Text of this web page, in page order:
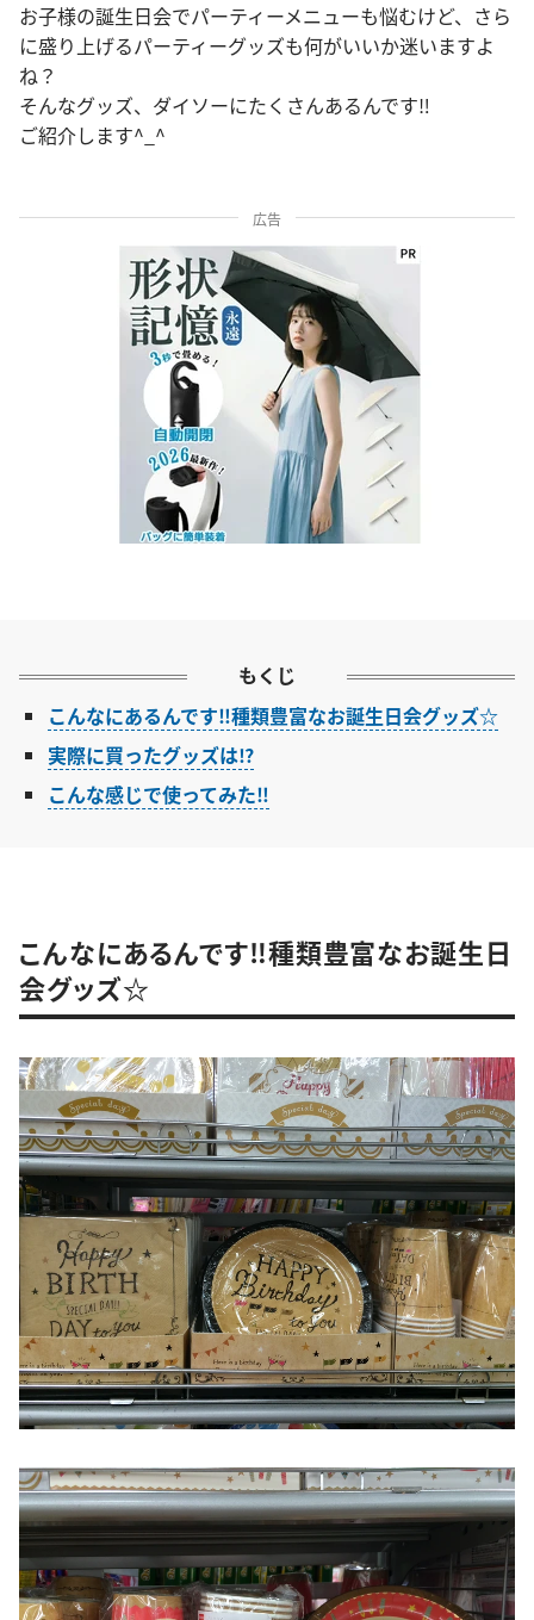
お子様の誕生日会でパーティーメニューも悩むけど、さら
に盛り上げるパーティーグッズも何がいいか迷いますよ
ね？
そんなグッズ、ダイソーにたくさんあるんです‼︎
ご紹介します^_^
広告
もくじ
こんなにあるんです‼︎種類豊富なお誕生日会グッズ☆
実際に買ったグッズは⁉︎
こんな感じで使ってみた‼︎
こんなにあるんです‼︎種類豊富なお誕生日
会グッズ☆